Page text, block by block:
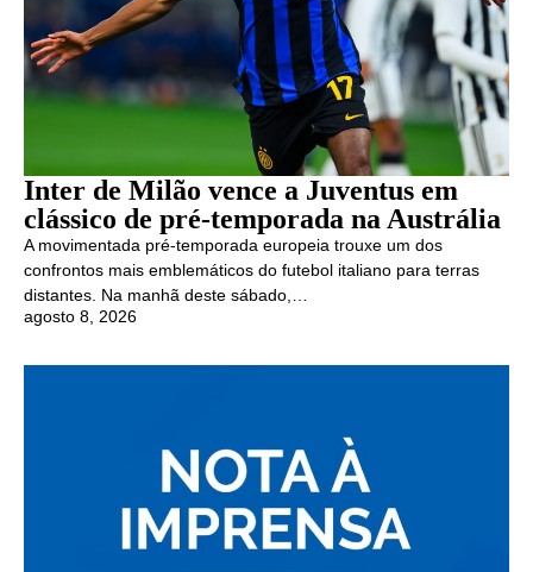
Inter de Milão vence a Juventus em
clássico de pré-temporada na Austrália
A movimentada pré-temporada europeia trouxe um dos
confrontos mais emblemáticos do futebol italiano para terras
distantes. Na manhã deste sábado,…
agosto 8, 2026